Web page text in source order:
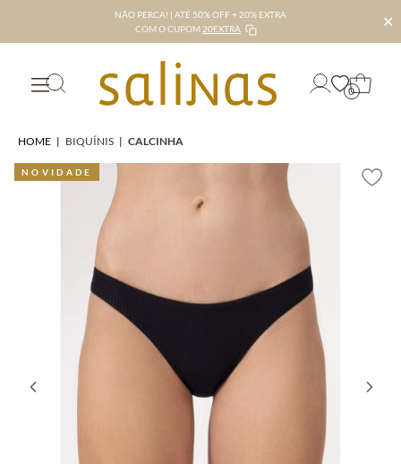
NÃO PERCA! | ATÉ 50% OFF + 20% EXTRA
COM O CUPOM 20EXTRA ✕
0
HOME | BIQUÍNIS | CALCINHA
NOVIDADE